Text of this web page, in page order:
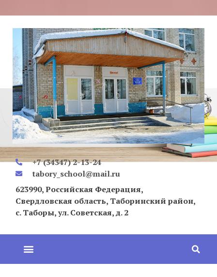
+7 (34347) 2-13-24
tabory_school@mail.ru
623990, Российская Федерация,
Свердловская область, Таборинский район,
с. Таборы, ул. Советская, д. 2